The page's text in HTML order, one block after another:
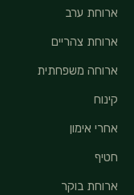
ארוחת ערב
ארוחת צהריים
ארוחה משפחתית
קינוח
אחרי אימון
חטיף
ארוחת בוקר